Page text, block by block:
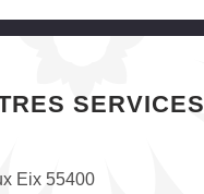
SERVICES
Eix 55400